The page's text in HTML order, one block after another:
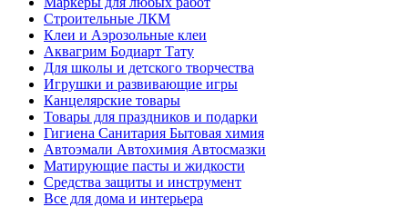
Строительные ЛКМ
Клеи и Аэрозольные клеи
Аквагрим Бодиарт Тату
Для школы и детского творчества
Игрушки и развивающие игры
Канцелярские товары
Товары для праздников и подарки
Гигиена Санитария Бытовая химия
Автоэмали Автохимия Автосмазки
Матирующие пасты и жидкости
Средства защиты и инструмент
Все для дома и интерьера